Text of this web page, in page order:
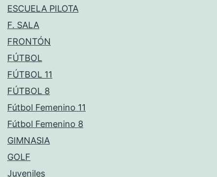
ESCUELA PILOTA
F. SALA
FRONTÓN
FÚTBOL
FÚTBOL 11
FÚTBOL 8
Fútbol Femenino 11
Fútbol Femenino 8
GIMNASIA
GOLF
Juveniles